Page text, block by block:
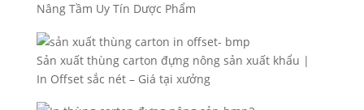
Nâng Tầm Uy Tín Dược Phẩm
Sản xuất thùng carton đựng nông sản xuất khẩu |
In Offset sắc nét – Giá tại xưởng